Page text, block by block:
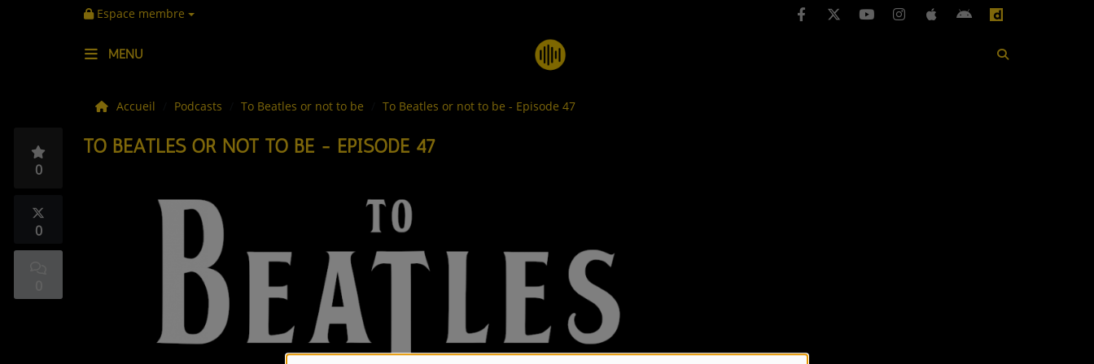
Espace membre
MENU
LA MUSIQUE
C'ÉTAIT QUOI CE TITRE ?
LES WEBRADIOS
LA GRILLE DES PROGRAMMES
Accueil Podcasts To Beatles or not to be To Beatles or not to be - Episode 47
TO BEATLES OR NOT TO BE - EPISODE 47
0
0